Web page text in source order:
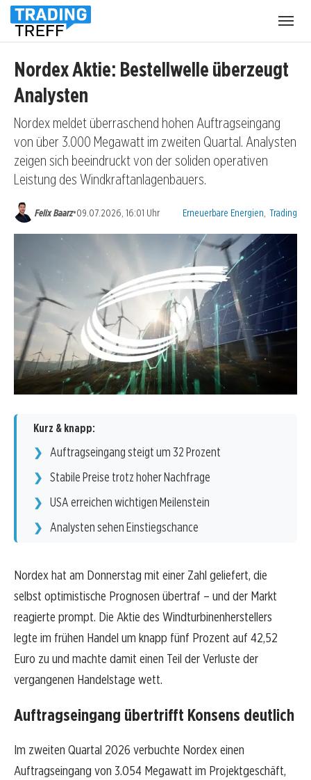
Nordex Aktie: Bestellwelle überzeugt
Analysten
Nordex meldet überraschend hohen Auftragseingang
von über 3.000 Megawatt im zweiten Quartal. Analysten
zeigen sich beeindruckt von der soliden operativen
Leistung des Windkraftanlagenbauers.
Felix Baarz•09.07.2026, 16:01 Uhr Kategorien:
Erneuerbare Energien Trading
Kurz & knapp:
Auftragseingang steigt um 32 Prozent
Stabile Preise trotz hoher Nachfrage
USA erreichen wichtigen Meilenstein
Analysten sehen Einstiegschance
Nordex hat am Donnerstag mit einer Zahl geliefert, die
selbst optimistische Prognosen übertraf – und der Markt
reagierte prompt. Die Aktie des Windturbinenherstellers
legte im frühen Handel um knapp fünf Prozent auf 42,52
Euro zu und machte damit einen Teil der Verluste der
vergangenen Handelstage wett.
Auftragseingang übertrifft Konsens deutlich
Im zweiten Quartal 2026 verbuchte Nordex einen
Auftragseingang von 3.054 Megawatt im Projektgeschäft,